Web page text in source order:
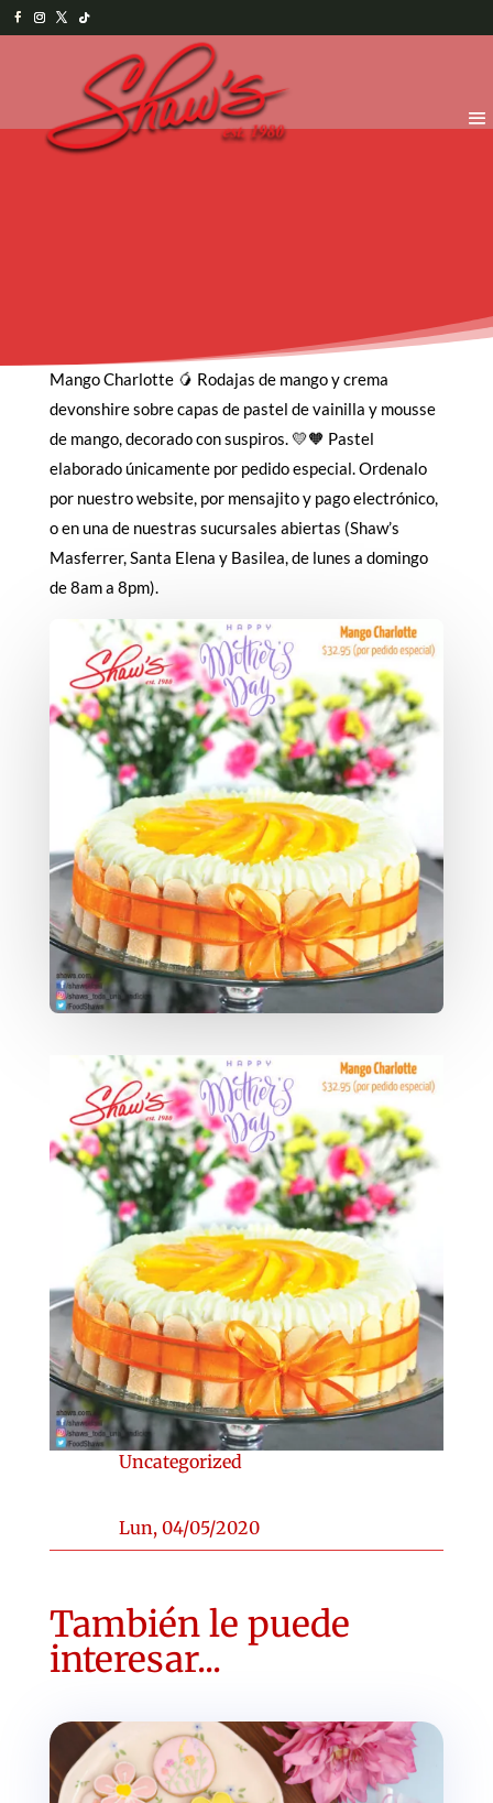
Mango Charlotte 🥭 Rodajas de mango y crema
devonshire sobre capas de pastel de vainilla y mousse
de mango, decorado con suspiros. 💛🧡 Pastel
elaborado únicamente por pedido especial. Ordenalo
por nuestro website, por mensajito y pago electrónico,
o en una de nuestras sucursales abiertas (Shaw’s
Masferrer, Santa Elena y Basilea, de lunes a domingo
de 8am a 8pm).
Uncategorized
Lun, 04/05/2020
También le puede
interesar...